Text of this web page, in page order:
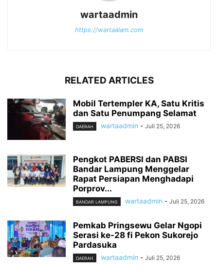
wartaadmin
https://wartaalam.com
RELATED ARTICLES
Mobil Tertempler KA, Satu Kritis
dan Satu Penumpang Selamat
DAERAH wartaadmin - Juli 25, 2026
Pengkot PABERSI dan PABSI
Bandar Lampung Menggelar
Rapat Persiapan Menghadapi
Porprov...
BANDAR LAMPUNG wartaadmin - Juli 25, 2026
Pemkab Pringsewu Gelar Ngopi
Serasi ke-28 fi Pekon Sukorejo
Pardasuka
DAERAH wartaadmin - Juli 25, 2026